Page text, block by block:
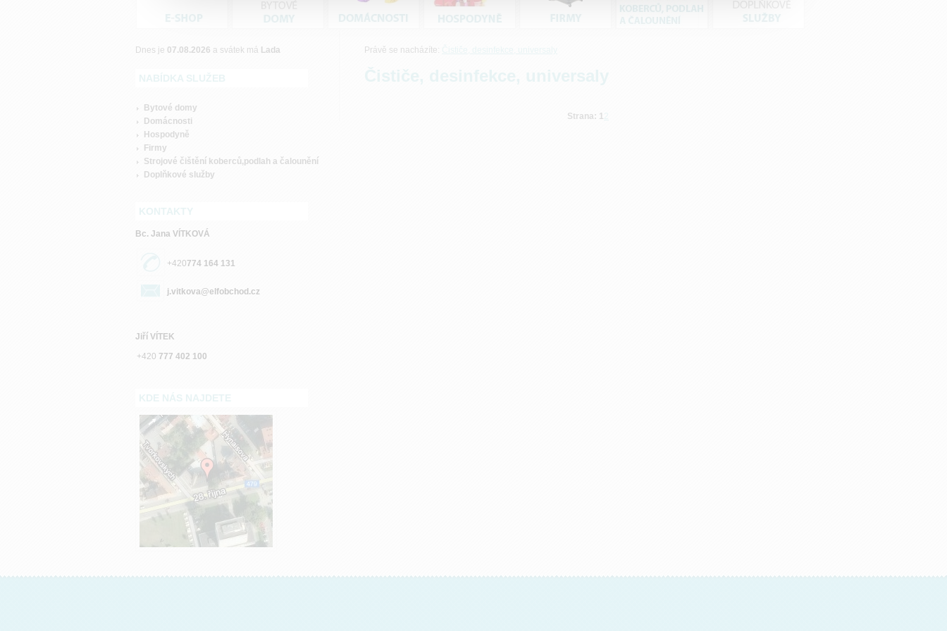
Dnes je 07.08.2026 a svátek má Lada
Bytové domy
Domácnosti
Hospodyně
Firmy
Strojové čištění koberců,podlah a čalounění
Doplňkové služby
Bc. Jana VÍTKOVÁ
+420774 164 131
j.vitkova@elfobchod.cz
Jiří VÍTEK
+420 777 402 100
Právě se nacházíte:
Strana: 1